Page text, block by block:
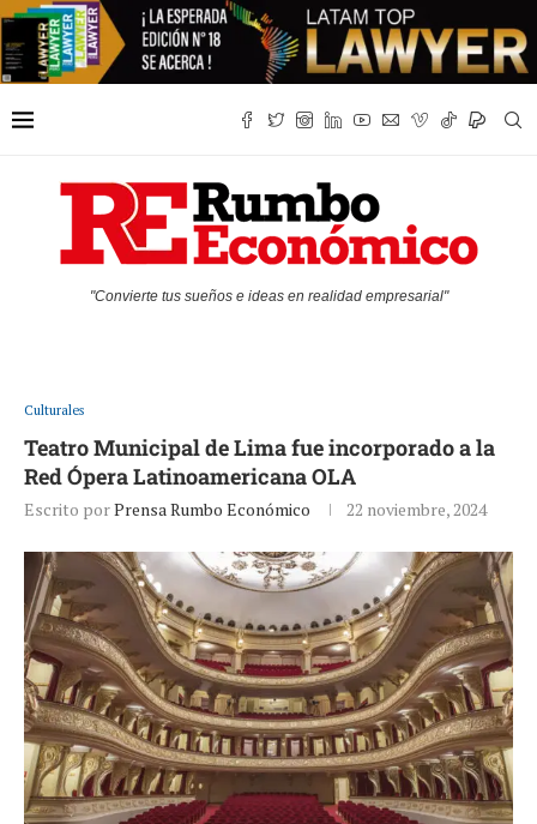
"Convierte tus sueños e ideas en realidad empresarial"
Culturales
Teatro Municipal de Lima fue incorporado a la
Red Ópera Latinoamericana OLA
Escrito porPrensa Rumbo Económico 22 noviembre, 2024